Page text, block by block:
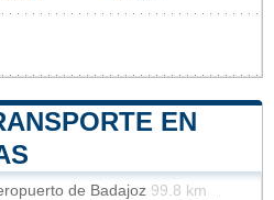
EN
de Badajoz 99.8 km